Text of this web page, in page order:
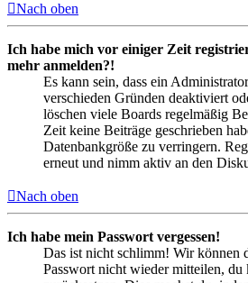
Nach oben
Ich habe mich vor einiger Zeit
mehr anmelden?!
Es kann sein, dass ein
verschieden Gründen deaktiviert
löschen viele Boards regelmäßig
Zeit keine Beiträge geschrieben
Datenbankgröße zu verringern.
erneut und nimm aktiv an den
Nach oben
Ich habe mein Passwort vergessen!
Das ist nicht schlimm! Wir können
Passwort nicht wieder mitteilen, du